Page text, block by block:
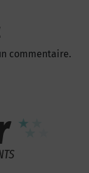
commentaire.